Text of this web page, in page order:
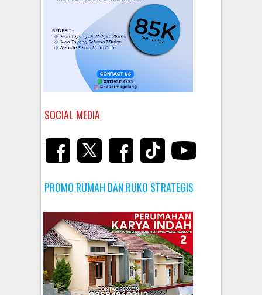
SOCIAL MEDIA
PROMO RUMAH DAN RUKO STRATEGIS